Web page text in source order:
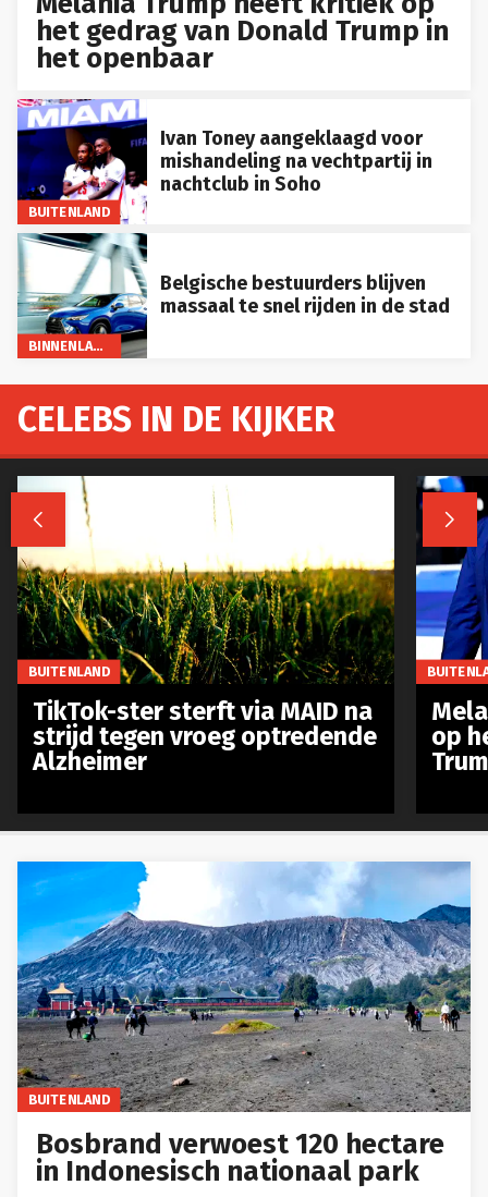
het gedrag van Donald Trump in
het openbaar
BUITENLAND
Ivan Toney aangeklaagd voor
mishandeling na vechtpartij in
nachtclub in Soho
BINNENLAND
Belgische bestuurders blijven
massaal te snel rijden in de stad
BUITENLAND
Bosbrand verwoest 120 hectare
in Indonesisch nationaal park
CELEBS IN DE KIJKER
 
BUITENLAND
TikTok-ster sterft via MAID na
strijd tegen vroeg optredende
Alzheimer
op